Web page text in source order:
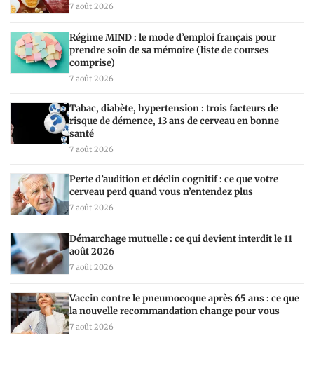
7 août 2026
Régime MIND : le mode d’emploi français pour
prendre soin de sa mémoire (liste de courses
comprise)
7 août 2026
Tabac, diabète, hypertension : trois facteurs de
risque de démence, 13 ans de cerveau en bonne
santé
7 août 2026
Perte d’audition et déclin cognitif : ce que votre
cerveau perd quand vous n’entendez plus
7 août 2026
Démarchage mutuelle : ce qui devient interdit le 11
août 2026
7 août 2026
Vaccin contre le pneumocoque après 65 ans : ce que
la nouvelle recommandation change pour vous
7 août 2026